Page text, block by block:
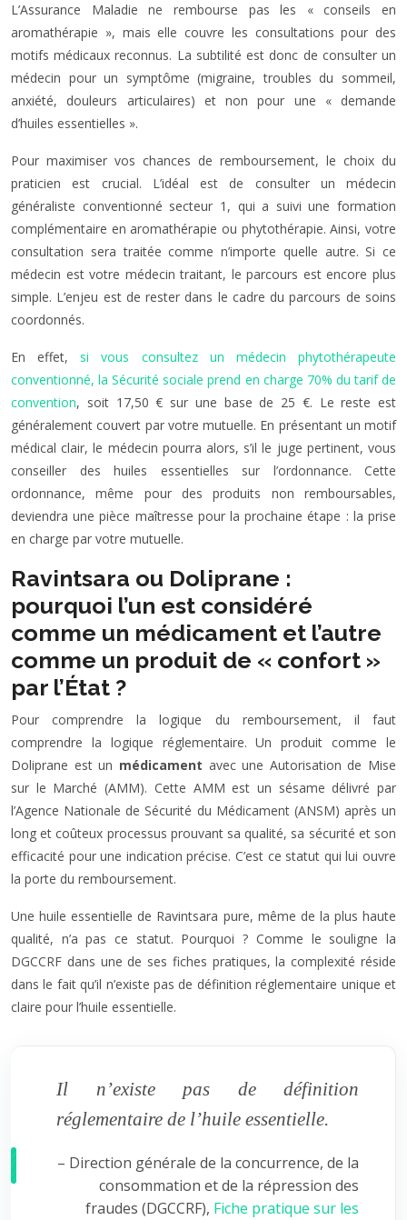
L’Assurance Maladie ne rembourse pas les « conseils en
aromathérapie », mais elle couvre les consultations pour des
motifs médicaux reconnus. La subtilité est donc de consulter un
médecin pour un symptôme (migraine, troubles du sommeil,
anxiété, douleurs articulaires) et non pour une « demande
d’huiles essentielles ».
Pour maximiser vos chances de remboursement, le choix du
praticien est crucial. L’idéal est de consulter un médecin
généraliste conventionné secteur 1, qui a suivi une formation
complémentaire en aromathérapie ou phytothérapie. Ainsi, votre
consultation sera traitée comme n’importe quelle autre. Si ce
médecin est votre médecin traitant, le parcours est encore plus
simple. L’enjeu est de rester dans le cadre du parcours de soins
coordonnés.
En effet,si vous consultez un médecin phytothérapeute
conventionné, la Sécurité sociale prend en charge 70% du tarif de
convention, soit 17,50 € sur une base de 25 €. Le reste est
généralement couvert par votre mutuelle. En présentant un motif
médical clair, le médecin pourra alors, s’il le juge pertinent, vous
conseiller des huiles essentielles sur l’ordonnance. Cette
ordonnance, même pour des produits non remboursables,
deviendra une pièce maîtresse pour la prochaine étape : la prise
en charge par votre mutuelle.
Ravintsara ou Doliprane :
pourquoi l’un est considéré
comme un médicament et l’autre
comme un produit de « confort »
par l’État ?
Pour comprendre la logique du remboursement, il faut
comprendre la logique réglementaire. Un produit comme le
Doliprane est un médicament avec une Autorisation de Mise
sur le Marché (AMM). Cette AMM est un sésame délivré par
l’Agence Nationale de Sécurité du Médicament (ANSM) après un
long et coûteux processus prouvant sa qualité, sa sécurité et son
efficacité pour une indication précise. C’est ce statut qui lui ouvre
la porte du remboursement.
Une huile essentielle de Ravintsara pure, même de la plus haute
qualité, n’a pas ce statut. Pourquoi ? Comme le souligne la
DGCCRF dans une de ses fiches pratiques, la complexité réside
dans le fait qu’il n’existe pas de définition réglementaire unique et
claire pour l’huile essentielle.
Il n’existe pas de définition
réglementaire de l’huile essentielle.
– Direction générale de la concurrence, de la
consommation et de la répression des
fraudes (DGCCRF), Fiche pratique sur les